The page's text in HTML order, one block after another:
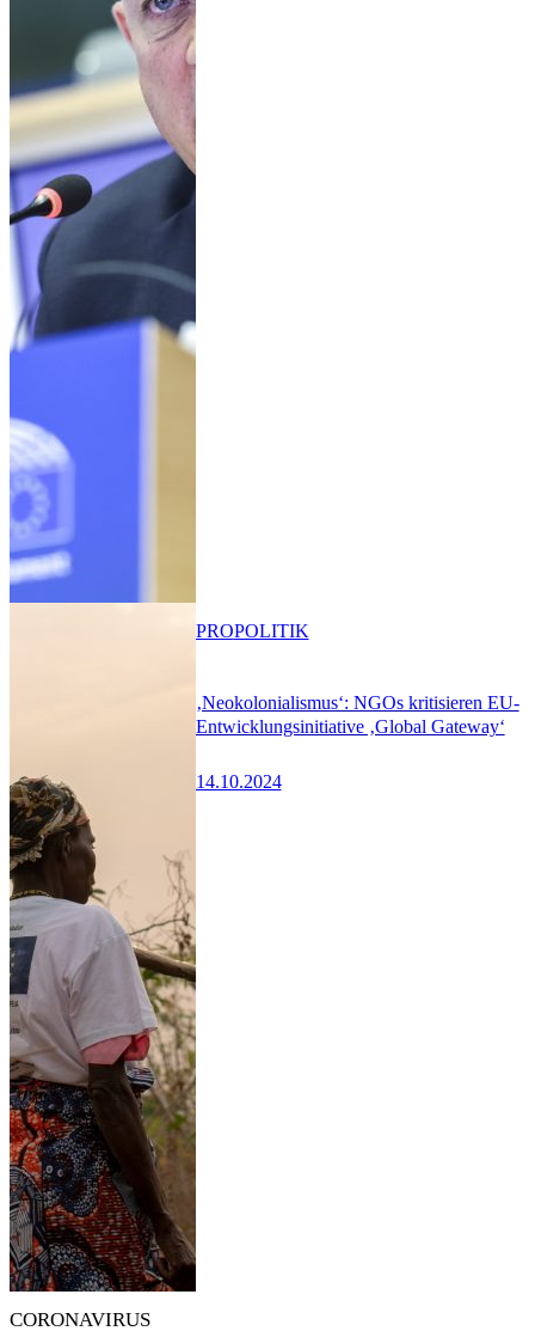
‚Neokolonialismus‘: NGOs kritisieren EU-
Entwicklungsinitiative ‚Global Gateway‘
14.10.2024
PROPOLITIK
CORONAVIRUS